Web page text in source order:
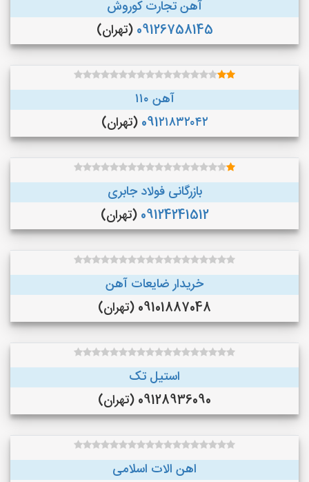
آهن تجارت کوروش
09126758145 (تهران)
آهن ۱۱۰
091۲۱۸۳۲۰۴۲ (تهران)
بازرگانی فولاد جابری
09124241512 (تهران)
خریدار ضایعات آهن
09101887048 (تهران)
استیل تک
09128936090 (تهران)
اهن الات اسلامی